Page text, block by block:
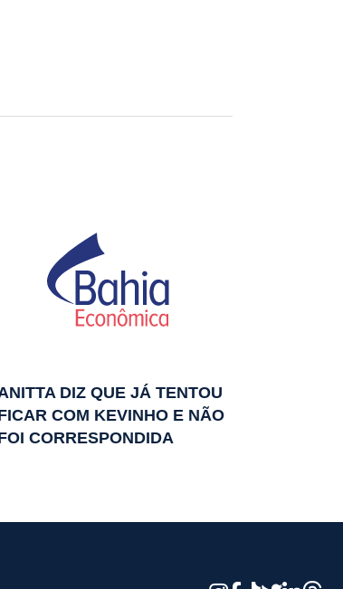
DIZ QUE JÁ TENTOU
COM KEVINHO E NÃO
CORRESPONDIDA